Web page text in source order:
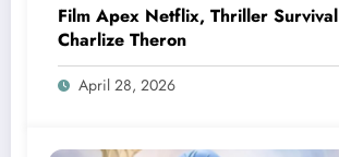
Film Apex Netflix, Thriller Survival
Charlize Theron
April 28, 2026